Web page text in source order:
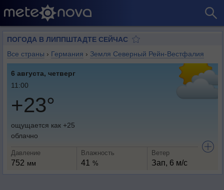
ПОГОДА В ЛИППШТАДТЕ СЕЙЧАС
Все страны › Германия › Земля Северный Рейн-Вестфалия
6 августа, четверг
11:00
+23°
ощущается как +25
облачно
Давление
752 мм
Влажность
41 %
Ветер
Зап, 6 м/с